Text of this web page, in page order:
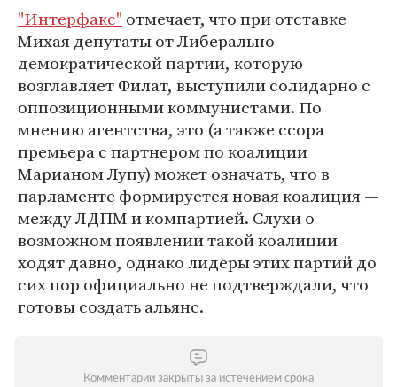
"Интерфакс" отмечает, что при отставке
Михая депутаты от Либерально-
демократической партии, которую
возглавляет Филат, выступили солидарно с
оппозиционными коммунистами. По
мнению агентства, это (а также ссора
премьера с партнером по коалиции
Марианом Лупу) может означать, что в
парламенте формируется новая коалиция —
между ЛДПМ и компартией. Слухи о
возможном появлении такой коалиции
ходят давно, однако лидеры этих партий до
сих пор официально не подтверждали, что
готовы создать альянс.
Комментарии закрыты за истечением срока